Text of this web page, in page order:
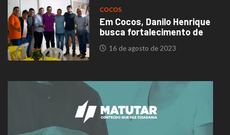
COCOS
Em Cocos, Danilo Henrique
busca fortalecimento de
16 de agosto de 2023